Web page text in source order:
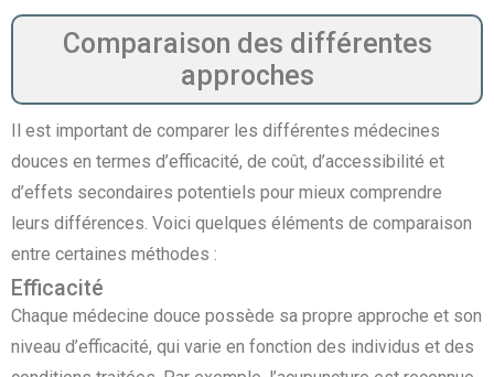
Comparaison des différentes
approches
Il est important de comparer les différentes médecines
douces en termes d’efficacité, de coût, d’accessibilité et
d’effets secondaires potentiels pour mieux comprendre
leurs différences. Voici quelques éléments de comparaison
entre certaines méthodes :
Efficacité
Chaque médecine douce possède sa propre approche et son
niveau d’efficacité, qui varie en fonction des individus et des